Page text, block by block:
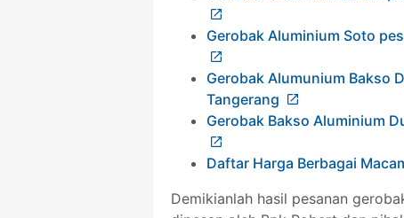
Gerobak Aluminium Soto
Gerobak Alumunium Bakso
Tangerang
Gerobak Bakso Aluminium
Daftar Harga Berbagai
Demikianlah hasil pesanan